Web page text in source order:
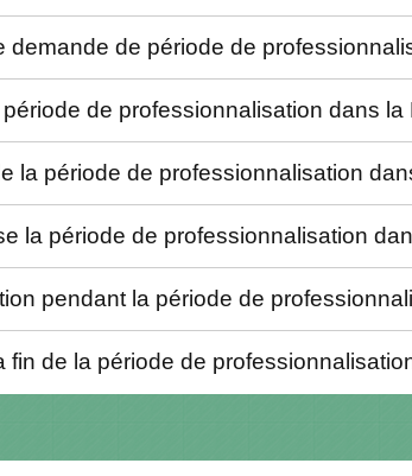
demande de période de
de professionnalisation dans la
la période de professionnalisation
la période de professionnalisation
pendant la période de
fin de la période de